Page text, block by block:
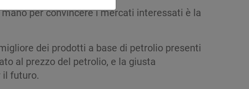
per convincere i mercati interessati è la
dei prodotti a base di petrolio presenti
al prezzo del petrolio, e la giusta
il futuro.